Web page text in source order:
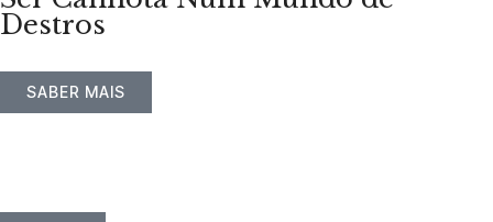
Destros
SABER MAIS